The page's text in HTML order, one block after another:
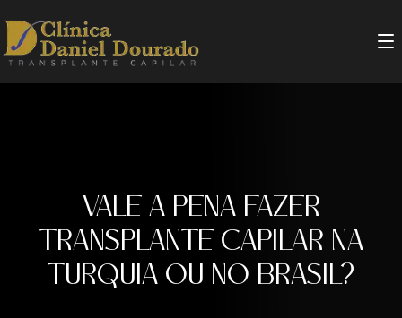
VALE A PENA FAZER
TRANSPLANTE CAPILAR NA
TURQUIA OU NO BRASIL?